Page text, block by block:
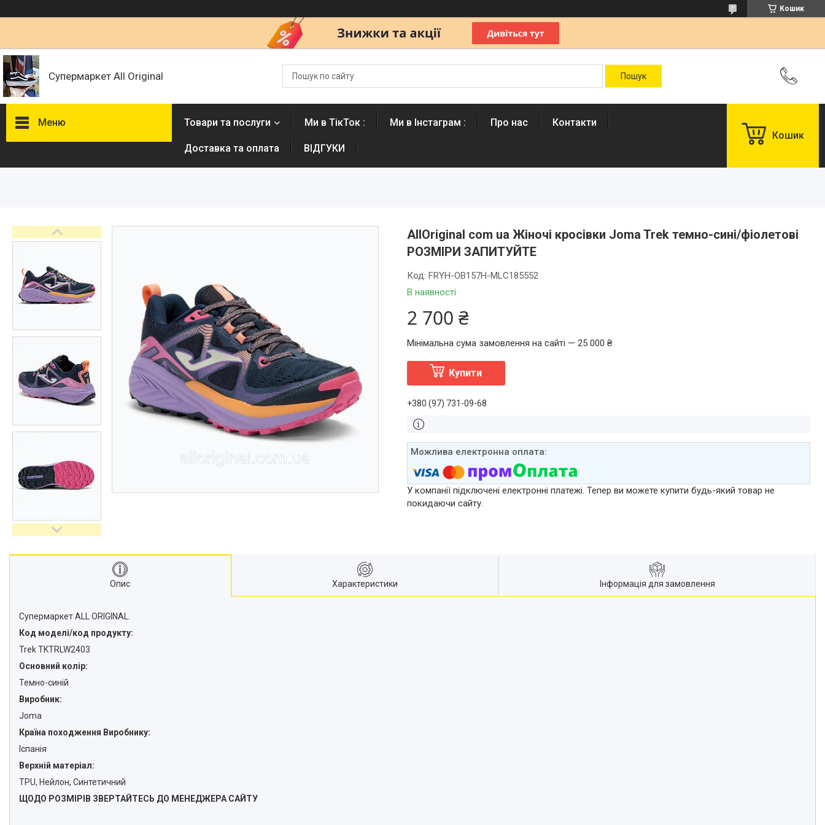
Кошик
Супермаркет All Original
Меню Товари та послуги Ми в ТікТок : Ми в Інстаграм : Про нас Контакти
Доставка та оплата ВІДГУКИ
Кошик
AllOriginal com ua Жіночі кросівки Joma Trek темно-сині/фіолетові
РОЗМІРИ ЗАПИТУЙТЕ
В наявності
Код: FRYH-OB157H-MLC185552
2 700 ₴
Мінімальна сума замовлення на сайті — 25 000 ₴
Купити
+380 (97) 731-09-68
У компанії підключені електронні платежі. Тепер ви можете купити будь-який товар не
покидаючи сайту.
Опис Характеристики Інформація для замовлення
Супермаркет ALL ORIGINAL.
Код моделі/код продукту:
Trek TKTRLW2403
Основний колір:
Темно-синій
Виробник:
Joma
Країна походження Виробнику:
Іспанія
Верхній матеріал:
TPU, Нейлон, Синтетичний
ЩОДО РОЗМІРІВ ЗВЕРТАЙТЕСЬ ДО МЕНЕДЖЕРА САЙТУ